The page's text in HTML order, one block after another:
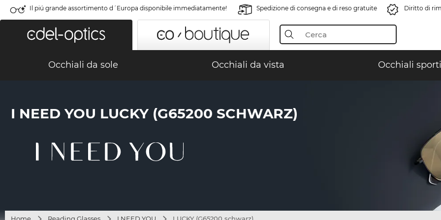
Il piú grande assortimento d´Europa disponibile immediatamente! Spedizione di consegna e di reso gratuite Diritto di
Occhiali da sole Occhiali da vista Occhiali
I NEED YOU LUCKY (G65200 SCHWARZ)